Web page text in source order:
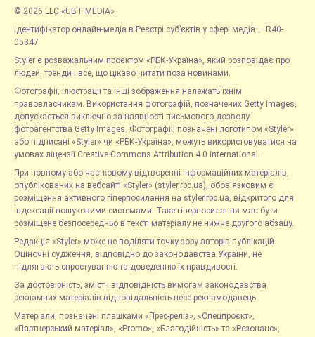
© 2026 LLC «UBT MEDIA»
Ідентифікатор онлайн-медіа в Реєстрі суб’єктів у сфері медіа — R40-
05347
Styler є розважальним проєктом «РБК-Україна», який розповідає про
людей, тренди і все, що цікаво читати поза новинами.
Фотографії, ілюстрації та інші зображення належать їхнім
правовласникам. Використання фотографій, позначених Getty Images,
допускається виключно за наявності письмового дозволу
фотоагентства Getty Images. Фотографії, позначені логотипом «Styler»
або підписані «Styler» чи «РБК-Україна», можуть використовуватися на
умовах ліцензії Creative Commons Attribution 4.0 International.
При повному або частковому відтворенні інформаційних матеріалів,
опублікованих на вебсайті «Styler» (styler.rbc.ua), обов'язковим є
розміщення активного гіперпосилання на styler.rbc.ua, відкритого для
індексації пошуковими системами. Таке гіперпосилання має бути
розміщене безпосередньо в тексті матеріалу не нижче другого абзацу.
Редакція «Styler» може не поділяти точку зору авторів публікацій.
Оціночні судження, відповідно до законодавства України, не
підлягають спростуванню та доведенню їх правдивості.
За достовірність, зміст і відповідність вимогам законодавства
рекламних матеріалів відповідальність несе рекламодавець.
Матеріали, позначені плашками «Прес-реліз», «Спецпроєкт»,
«Партнерський матеріал», «Promo», «Благодійність» та «Резонанс»,